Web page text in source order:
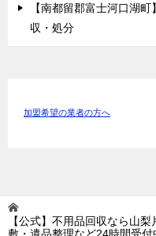
【南都留郡富士河口湖
収・処分
加盟希望の業者の方へ
【公式】不用品回収なら山
敷・遺品整理など24時間受付